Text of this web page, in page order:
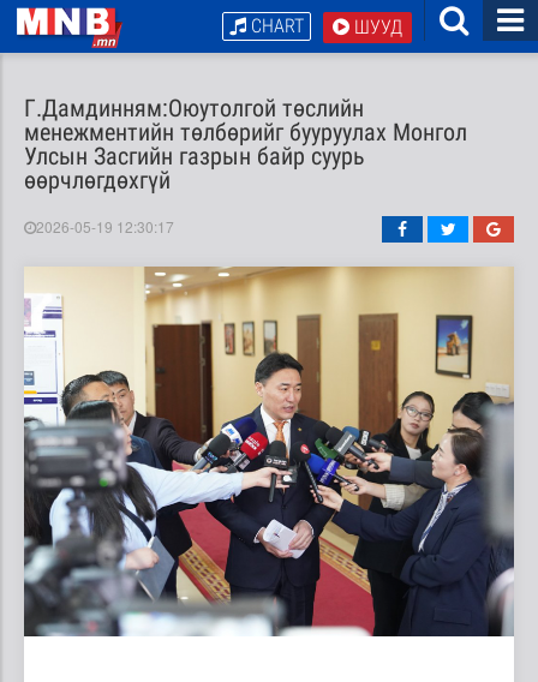
ШУУД
CHART
Г.Дамдинням:Оюутолгой төслийн
менежментийн төлбөрийг бууруулах Монгол
Улсын Засгийн газрын байр суурь
өөрчлөгдөхгүй
2026-05-19 12:30:17